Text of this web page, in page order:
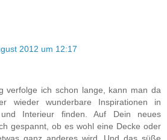
2012 um 12:17
verfolge ich schon lange, kann man da
wieder wunderbare Inspirationen in
Interieur finden. Auf Dein neues
gespannt, ob es wohl eine Decke oder
ganz anderes wird. Und das süße